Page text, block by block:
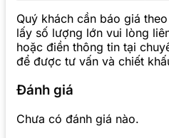
Quý khách cần báo giá
lấy số lượng lớn vui lòng
hoặc điền thông tin tại
để được tư vấn và chiết
Đánh giá
Chưa có đánh giá nào.